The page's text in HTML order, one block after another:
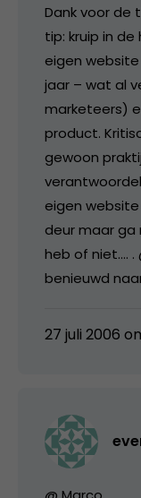
Dank voor de
tip: kruip in
eigen
jaar – wat al
marketeers)
product.
gewoon
eigen website
deur maar ga
heb of niet…. .
benieuwd
27 juli 2006